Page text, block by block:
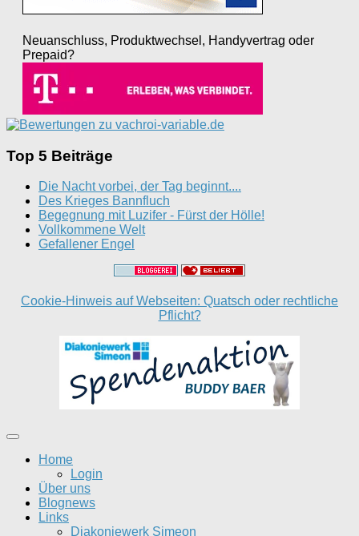
Neuanschluss, Produktwechsel, Handyvertrag oder
Prepaid?
Top 5 Beiträge
Die Nacht vorbei, der Tag beginnt....
Des Krieges Bannfluch
Begegnung mit Luzifer - Fürst der Hölle!
Vollkommene Welt
Gefallener Engel
Cookie-Hinweis auf Webseiten: Quatsch oder rechtliche
Pflicht?
Home
Login
Über uns
Blognews
Links
Diakoniewerk Simeon